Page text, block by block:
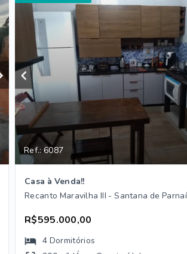
Ref.: 6087
Casa à Venda!!
Recanto Maravilha III - Santana de
R$595.000,00
4 Dormitórios